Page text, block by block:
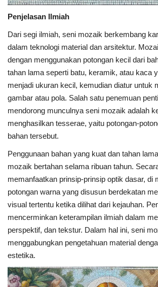
Penjelasan Ilmiah
Dari segi ilmiah, seni mozaik berkembang
dalam teknologi material dan arsitektur.
dengan menggunakan potongan kecil dari
tahan lama seperti batu, keramik, atau kaca
menjadi ukuran kecil, kemudian diatur untuk
gambar atau pola. Salah satu penemuan
mendorong munculnya seni mozaik adalah
menghasilkan tesserae, yaitu potongan-
bahan tersebut.
Penggunaan bahan yang kuat dan tahan
mozaik bertahan selama ribuan tahun.
memanfaatkan prinsip-prinsip optik dasar, di
potongan warna yang disusun berdekatan
visual tertentu ketika dilihat dari kejauhan.
mencerminkan keterampilan ilmiah dalam
perspektif, dan tekstur. Dalam hal ini, seni
menggabungkan pengetahuan material
estetika.